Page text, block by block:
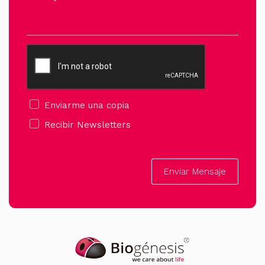
Enviarme una copia
Recibir Newsletters
Enviar Mensaje